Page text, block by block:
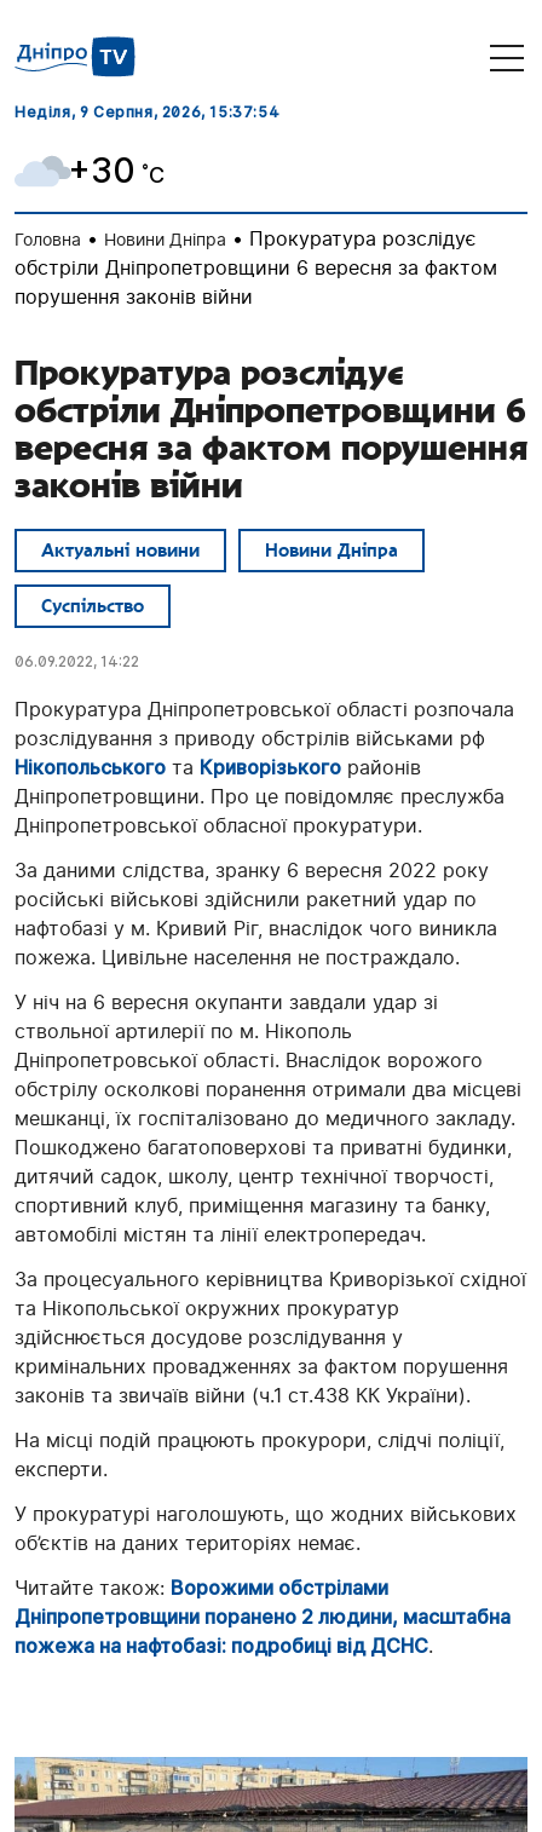
Неділя, 9 Серпня, 2026, 15:37:55
+30 ˚C
Головна • Новини Дніпра • Прокуратура розслідує
обстріли Дніпропетровщини 6 вересня за фактом
порушення законів війни
Прокуратура розслідує
обстріли Дніпропетровщини 6
вересня за фактом порушення
законів війни
Актуальні новини Новини Дніпра
Суспільство
06.09.2022, 14:22
Прокуратура Дніпропетровської області розпочала
розслідування з приводу обстрілів військами рф
Нікопольського та Криворізького районів
Дніпропетровщини. Про це повідомляє преслужба
Дніпропетровської обласної прокуратури.
За даними слідства, зранку 6 вересня 2022 року
російські військові здійснили ракетний удар по
нафтобазі у м. Кривий Ріг, внаслідок чого виникла
пожежа. Цивільне населення не постраждало.
У ніч на 6 вересня окупанти завдали удар зі
ствольної артилерії по м. Нікополь
Дніпропетровської області. Внаслідок ворожого
обстрілу осколкові поранення отримали два місцеві
мешканці, їх госпіталізовано до медичного закладу.
Пошкоджено багатоповерхові та приватні будинки,
дитячий садок, школу, центр технічної творчості,
спортивний клуб, приміщення магазину та банку,
автомобілі містян та лінії електропередач.
За процесуального керівництва Криворізької східної
та Нікопольської окружних прокуратур
здійснюється досудове розслідування у
кримінальних провадженнях за фактом порушення
законів та звичаїв війни (ч.1 ст.438 КК України).
На місці подій працюють прокурори, слідчі поліції,
експерти.
У прокуратурі наголошують, що жодних військових
об’єктів на даних територіях немає.
Читайте також: Ворожими обстрілами
Дніпропетровщини поранено 2 людини, масштабна
пожежа на нафтобазі: подробиці від ДСНС.